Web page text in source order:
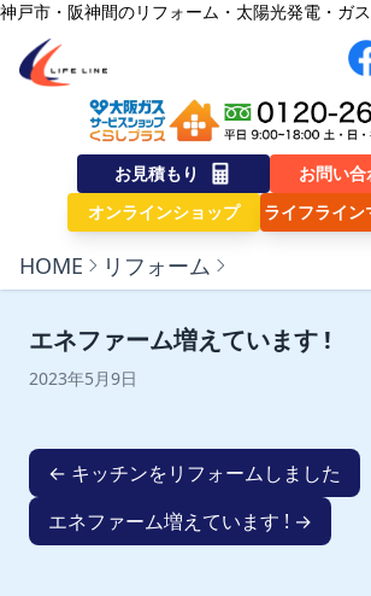
内容をスキップ
神戸市・阪神間のリフォーム・太陽光発電・ガ
株式会社ライフライン
お見積もり
お問い合
オンラインショップ
ライフライン
HOME リフォーム
エネファーム増えています !
2023年5月9日
← キッチンをリフォームしました
エネファーム増えています ! →